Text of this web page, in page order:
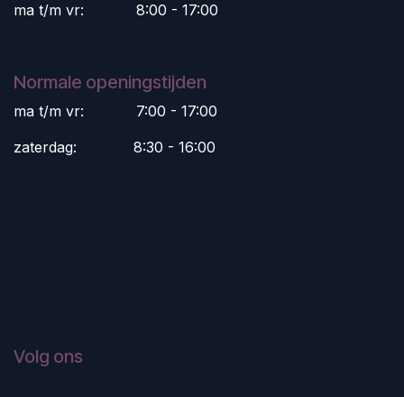
ma t/m vr:
​8:00 - 17:00
Normale openingstijden
ma t/m vr:
​7:00 - 17:00
zaterdag:
​8:30 - 16:00
Volg ons